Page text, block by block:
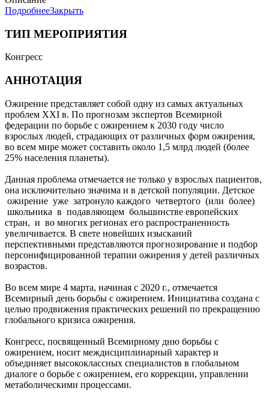
ПодробнееЗакрыть
ТИП МЕРОПРИЯТИЯ
Конгресс
АННОТАЦИЯ
Ожирение представляет собой одну из самых актуальных
проблем XXI в. По прогнозам экспертов Всемирной
федерации по борьбе с ожирением к 2030 году число
взрослых людей, страдающих от различных форм ожирения,
во всем мире может составить около 1,5 млрд людей (более
25% населения планеты).
Данная проблема отмечается не только у взрослых пациентов,
она исключительно значима и в детской популяции. Детское
ожирение уже затронуло каждого четвертого (или более)
школьника в подавляющем большинстве европейских
стран, и во многих регионах его распространенность
увеличивается. В свете новейших изысканий
перспективными представляются прогнозирование и подбор
персонифицированной терапии ожирения у детей различных
возрастов.
Во всем мире 4 марта, начиная с 2020 г., отмечается
Всемирный день борьбы с ожирением. Инициатива создана с
целью продвижения практических решений по прекращению
глобального кризиса ожирения.
Конгресс, посвященный Всемирному дню борьбы с
ожирением, носит междисциплинарный характер и
объединяет высококлассных специалистов в глобальном
диалоге о борьбе с ожирением, его коррекции, управлении
метаболическими процессами.